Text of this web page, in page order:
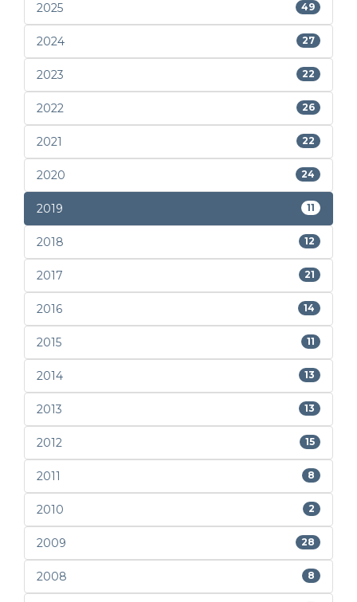
2025 49
2024 27
2023 22
2022 26
2021 22
2020 24
2019 11
2018 12
2017 21
2016 14
2015 11
2014 13
2013 13
2012 15
2011 8
2010 2
2009 28
2008 8